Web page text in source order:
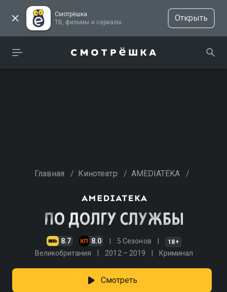
Смотрёшка
ТВ, фильмы и сериалы
Открыть
Главная / Кинотеатр / AMEDIATEKA /
8.7 8.0 5 Сезонов 18+
Великобритания 2012 – 2019 Криминал
Смотреть